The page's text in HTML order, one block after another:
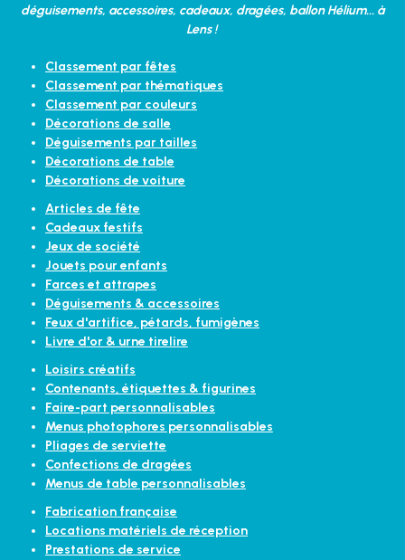
déguisements, accessoires, cadeaux, dragées, ballon Hélium... à
Lens !
Classement par fêtes
Classement par thématiques
Classement par couleurs
Décorations de salle
Déguisements par tailles
Décorations de table
Décorations de voiture
Articles de fête
Cadeaux festifs
Jeux de société
Jouets pour enfants
Farces et attrapes
Déguisements & accessoires
Feux d'artifice, pétards, fumigènes
Livre d'or & urne tirelire
Loisirs créatifs
Contenants, étiquettes & figurines
Faire-part personnalisables
Menus photophores personnalisables
Pliages de serviette
Confections de dragées
Menus de table personnalisables
Fabrication française
Locations matériels de réception
Prestations de service